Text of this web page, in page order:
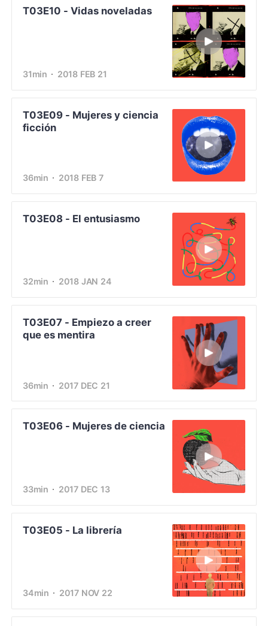
T03E10 - Vidas noveladas
31min 2018 FEB 21
T03E09 - Mujeres y ciencia
ficción
36min 2018 FEB 7
T03E08 - El entusiasmo
32min 2018 JAN 24
T03E07 - Empiezo a creer
que es mentira
36min 2017 DEC 21
T03E06 - Mujeres de ciencia
33min 2017 DEC 13
T03E05 - La librería
34min 2017 NOV 22